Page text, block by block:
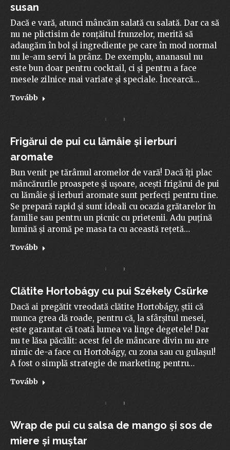
susan
Dacă e vară, atunci mâncăm salată cu salată. Dar ca să
nu ne plictisim de ronțăitul frunzelor, merită să
adaugăm în bol și ingrediente pe care în mod normal
nu le-am servi la prânz. De exemplu, ananasul nu
este bun doar pentru cocktail, ci și pentru a face
mesele zilnice mai variate și speciale. Încearcă…
Tovább
Frigărui de pui cu lămâie și ierburi
aromate
Bun venit pe tărâmul aromelor de vară! Dacă îți plac
mâncărurile proaspete și ușoare, acești frigărui de pui
cu lămâie și ierburi aromate sunt perfecți pentru tine.
Se prepară rapid și sunt ideali cu ocazia grătarelor în
familie sau pentru un picnic cu prietenii. Adu puțină
lumină și aromă pe masa ta cu această rețetă…
Tovább
Clătite Hortobágy cu pui Székely Csürke
Dacă ai pregătit vreodată clătite Hortobágy, știi că
munca grea dă roade, pentru că, la sfârșitul mesei,
este garantat că toată lumea va linge degetele! Dar
nu te lăsa păcălit: acest fel de mâncare divin nu are
nimic de-a face cu Hortobágy, cu zona sau cu gulașul!
A fost o simplă strategie de marketing pentru…
Tovább
Wrap de pui cu salsa de mango și sos de
miere și muștar